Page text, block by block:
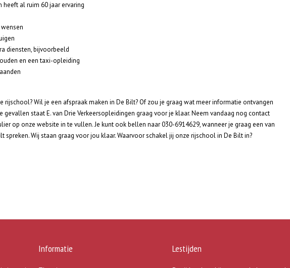
heeft al ruim 60 jaar ervaring
diensten, bijvoorbeeld
en een taxi-opleiding
rijschool? Wil je een afspraak maken in De Bilt? Of zou je graag wat meer informatie ontvangen
gevallen staat E. van Drie Verkeersopleidingen graag voor je klaar. Neem vandaag nog contact
op onze website in te vullen. Je kunt ook bellen naar 030-6914629, wanneer je graag een van
Wij staan graag voor jou klaar. Waarvoor schakel jij onze rijschool in De Bilt in?
Informatie Lestijden